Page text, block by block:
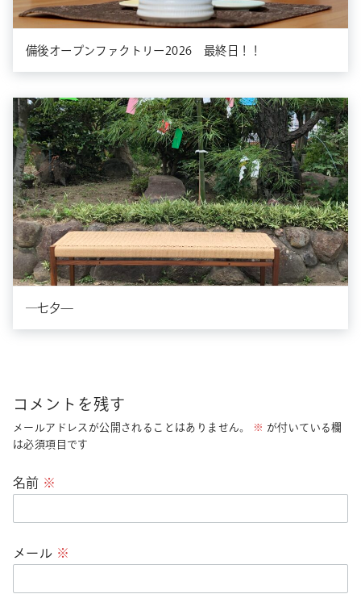
備後オープンファクトリー2026 最終日！！
―七夕—
コメントを残す
メールアドレスが公開されることはありません。 ※ が付いている欄
は必須項目です
名前 ※
メール ※